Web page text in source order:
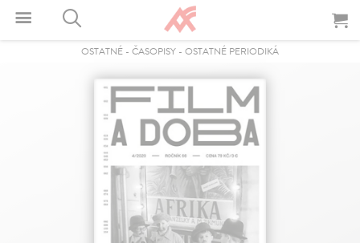
OSTATNÉ - ČASOPISY - OSTATNÉ PERIODIKÁ